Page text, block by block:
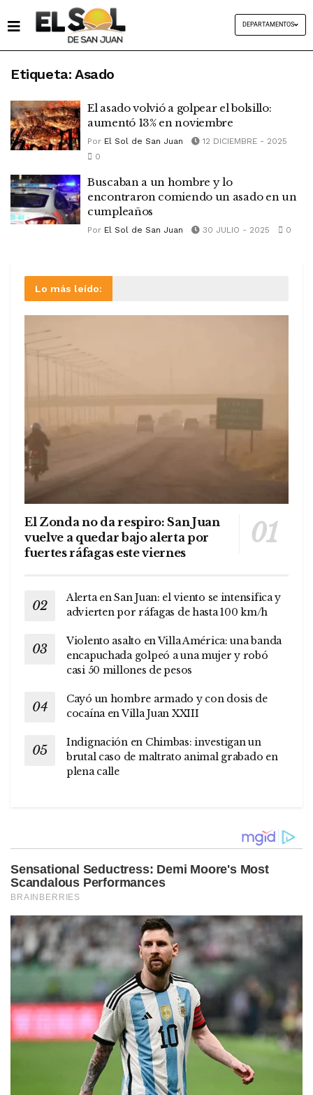
DEPARTAMENTOS
Etiqueta: Asado
El asado volvió a golpear el bolsillo:
aumentó 13% en noviembre
Por El Sol de San Juan
12 DICIEMBRE - 2025
0
Buscaban a un hombre y lo
encontraron comiendo un asado en un
cumpleaños
Por El Sol de San Juan 30 JULIO - 2025 0
Lo más leído:
El Zonda no da respiro: San Juan
vuelve a quedar bajo alerta por
fuertes ráfagas este viernes
Alerta en San Juan: el viento se intensifica y
advierten por ráfagas de hasta 100 km/h
Violento asalto en Villa América: una banda
encapuchada golpeó a una mujer y robó
casi 50 millones de pesos
Cayó un hombre armado y con dosis de
cocaína en Villa Juan XXIII
Indignación en Chimbas: investigan un
brutal caso de maltrato animal grabado en
plena calle